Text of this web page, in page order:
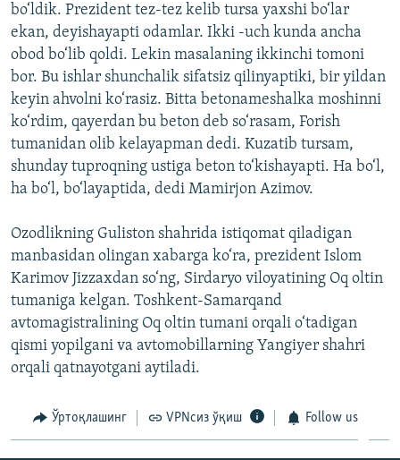
bo‘ldik. Prezident tez-tez kelib tursa yaxshi bo‘lar
ekan, deyishayapti odamlar. Ikki -uch kunda ancha
obod bo‘lib qoldi. Lekin masalaning ikkinchi tomoni
bor. Bu ishlar shunchalik sifatsiz qilinyaptiki, bir yildan
keyin ahvolni ko‘rasiz. Bitta betonameshalka moshinni
ko‘rdim, qayerdan bu beton deb so‘rasam, Forish
tumanidan olib kelayapman dedi. Kuzatib tursam,
shunday tuproqning ustiga beton to‘kishayapti. Ha bo‘l,
ha bo‘l, bo‘layaptida, dedi Mamirjon Azimov.
Ozodlikning Guliston shahrida istiqomat qiladigan
manbasidan olingan xabarga ko‘ra, prezident Islom
Karimov Jizzaxdan so‘ng, Sirdaryo viloyatining Oq oltin
tumaniga kelgan. Toshkent-Samarqand
avtomagistralining Oq oltin tumani orqali o‘tadigan
qismi yopilgani va avtomobillarning Yangiyer shahri
orqali qatnayotgani aytiladi.
Ўртоқлашинг VPNсиз ўқиш Follow us